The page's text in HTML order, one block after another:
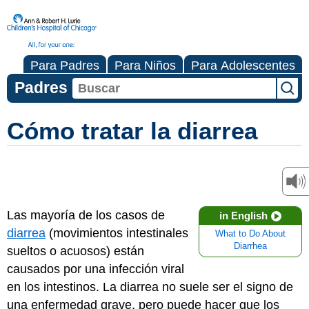
Para Padres Para Niños Para Adolescentes
Padres
Cómo tratar la diarrea
in English
What to Do About
Diarrhea
Las mayoría de los casos de
diarrea (movimientos intestinales
sueltos o acuosos) están
causados por una infección viral
en los intestinos. La diarrea no suele ser el signo de
una enfermedad grave, pero puede hacer que los